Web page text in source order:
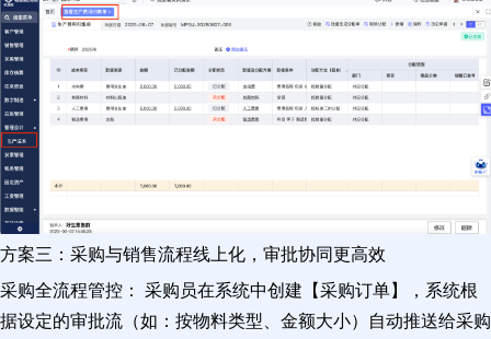
方案三：采购与销售流程线上化，审批协同更高效
采购全流程管控： 采购员在系统中创建【采购订单】，系统根
据设定的审批流（如：按物料类型、金额大小）自动推送给采购